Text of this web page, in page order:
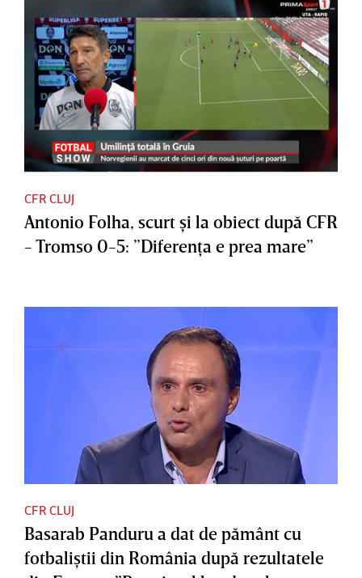
CFR CLUJ
Antonio Folha, scurt şi la obiect după CFR
- Tromso 0-5: ”Diferenţa e prea mare”
CFR CLUJ
Basarab Panduru a dat de pământ cu
fotbaliştii din România după rezultatele